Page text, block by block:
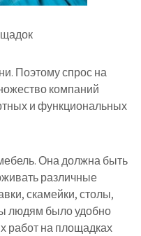
Поэтому спрос на
компаний
и функциональных
Она должна быть
различные
скамейки, столы,
людям было удобно
работ на площадках